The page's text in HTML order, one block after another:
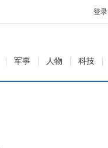
登录
军事 人物 科技